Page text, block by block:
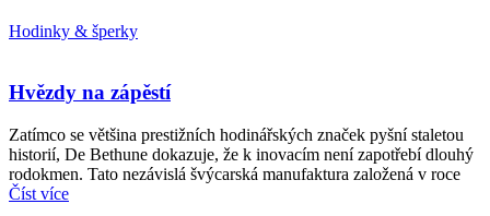
Hodinky & šperky
Hvězdy na zápěstí
Zatímco se většina prestižních hodinářských značek pyšní staletou
historií, De Bethune dokazuje, že k inovacím není zapotřebí dlouhý
rodokmen. Tato nezávislá švýcarská manufaktura založená v roce
Číst více